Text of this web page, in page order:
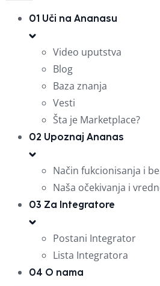
01 Uči na Ananasu
Video uputstva
Blog
Baza znanja
Vesti
Šta je Marketplace?
02 Upoznaj Ananas
Način fukcionisanja i
Naša očekivanja i
03 Za Integratore
Postani Integrator
Lista Integratora
04 O nama